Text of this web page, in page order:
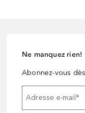
Ne manquez rien!
Abonnez-vous
Adresse e-mail*